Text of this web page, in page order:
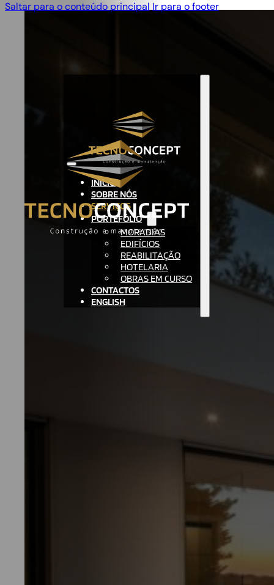
Saltar para o conteúdo principal Ir para o footer
INÍCIO
SOBRE NÓS
SERVIÇOS
PORTEFÓLIO
MORADIAS
EDIFÍCIOS
REABILITAÇÃO
HOTELARIA
OBRAS EM CURSO
CONTACTOS
ENGLISH